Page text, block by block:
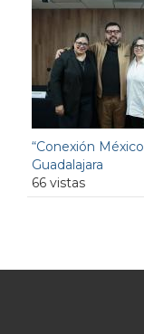
“Conexión
Guadalajara
66 vistas